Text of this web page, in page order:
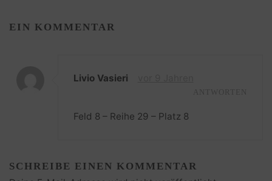
EIN KOMMENTAR
Livio Vasieri
Feld 8 – Reihe 29 – Platz 8
SCHREIBE EINEN KOMMENTAR